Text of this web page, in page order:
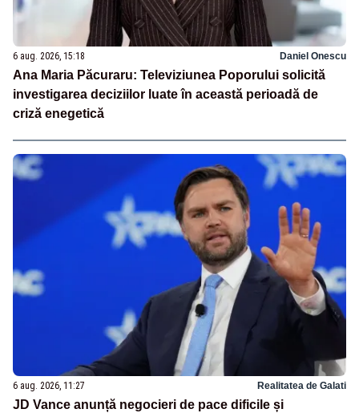
6 aug. 2026, 15:18 Daniel Onescu
Ana Maria Păcuraru: Televiziunea Poporului solicită
investigarea deciziilor luate în această perioadă de
criză enegetică
6 aug. 2026, 11:27 Realitatea de Galati
JD Vance anunță negocieri de pace dificile și